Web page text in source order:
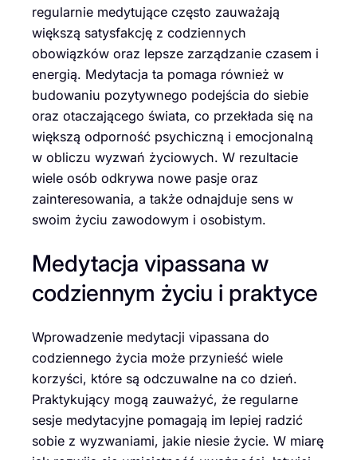
regularnie medytujące często zauważają
większą satysfakcję z codziennych
obowiązków oraz lepsze zarządzanie czasem i
energią. Medytacja ta pomaga również w
budowaniu pozytywnego podejścia do siebie
oraz otaczającego świata, co przekłada się na
większą odporność psychiczną i emocjonalną
w obliczu wyzwań życiowych. W rezultacie
wiele osób odkrywa nowe pasje oraz
zainteresowania, a także odnajduje sens w
swoim życiu zawodowym i osobistym.
Medytacja vipassana w
codziennym życiu i praktyce
Wprowadzenie medytacji vipassana do
codziennego życia może przynieść wiele
korzyści, które są odczuwalne na co dzień.
Praktykujący mogą zauważyć, że regularne
sesje medytacyjne pomagają im lepiej radzić
sobie z wyzwaniami, jakie niesie życie. W miarę